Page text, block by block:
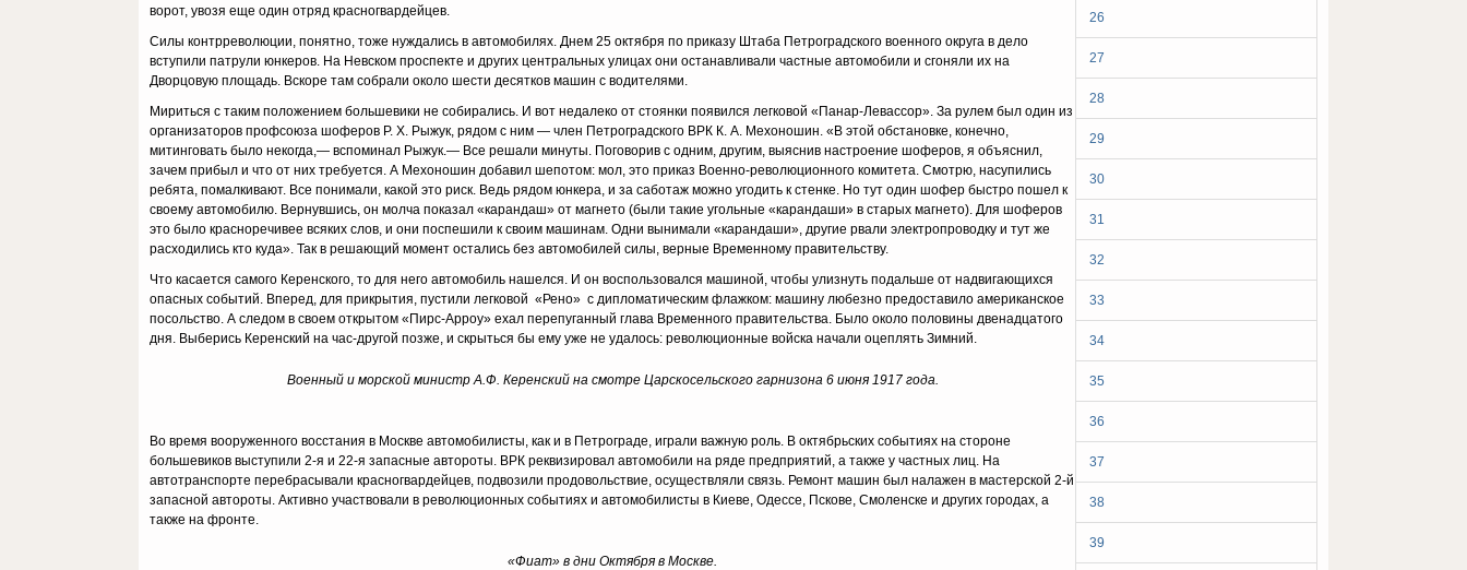
26
27
28
29
30
31
32
33
34
35
36
37
38
39
ворот, увозя еще один отряд красногвардейцев.
Силы контрреволюции, понятно, тоже нуждались в автомобилях. Днем 25 октября по приказу Штаба Петроградского военного округа в дело
вступили патрули юнкеров. На Невском проспекте и других центральных улицах они останавливали частные автомобили и сгоняли их на
Дворцовую площадь. Вскоре там собрали около шести десятков машин с водителями.
Мириться с таким положением большевики не собирались. И вот недалеко от стоянки появился легковой «Панар-Левассор». За рулем был один из
организаторов профсоюза шоферов Р. X. Рыжук, рядом с ним — член Петроградского ВРК К. А. Мехоношин. «В этой обстановке, конечно,
митинговать было некогда,— вспоминал Рыжук.— Все решали минуты. Поговорив с одним, другим, выяснив настроение шоферов, я объяснил,
зачем прибыл и что от них требуется. А Мехоношин добавил шепотом: мол, это приказ Военно-революционного комитета. Смотрю, насупились
ребята, помалкивают. Все понимали, какой это риск. Ведь рядом юнкера, и за саботаж можно угодить к стенке. Но тут один шофер быстро пошел к
своему автомобилю. Вернувшись, он молча показал «карандаш» от магнето (были такие угольные «карандаши» в старых магнето). Для шоферов
это было красноречивее всяких слов, и они поспешили к своим машинам. Одни вынимали «карандаши», другие рвали электропроводку и тут же
расходились кто куда». Так в решающий момент остались без автомобилей силы, верные Временному правительству.
Что касается самого Керенского, то для него автомобиль нашелся. И он воспользовался машиной, чтобы улизнуть подальше от надвигающихся
опасных событий. Вперед, для прикрытия, пустили легковой «Рено» с дипломатическим флажком: машину любезно предоставило американское
посольство. А следом в своем открытом «Пирс-Арроу» ехал перепуганный глава Временного правительства. Было около половины двенадцатого
дня. Выберись Керенский на час-другой позже, и скрыться бы ему уже не удалось: революционные войска начали оцеплять Зимний.
Военный и морской министр А.Ф. Керенский на смотре Царскосельского гарнизона 6 июня 1917 года.
Во время вооруженного восстания в Москве автомобилисты, как и в Петрограде, играли важную роль. В октябрьских событиях на стороне
большевиков выступили 2-я и 22-я запасные автороты. ВРК реквизировал автомобили на ряде предприятий, а также у частных лиц. На
автотранспорте перебрасывали красногвардейцев, подвозили продовольствие, осуществляли связь. Ремонт машин был налажен в мастерской 2-й
запасной автороты. Активно участвовали в революционных событиях и автомобилисты в Киеве, Одессе, Пскове, Смоленске и других городах, а
также на фронте.
«Фиат» в дни Октября в Москве.